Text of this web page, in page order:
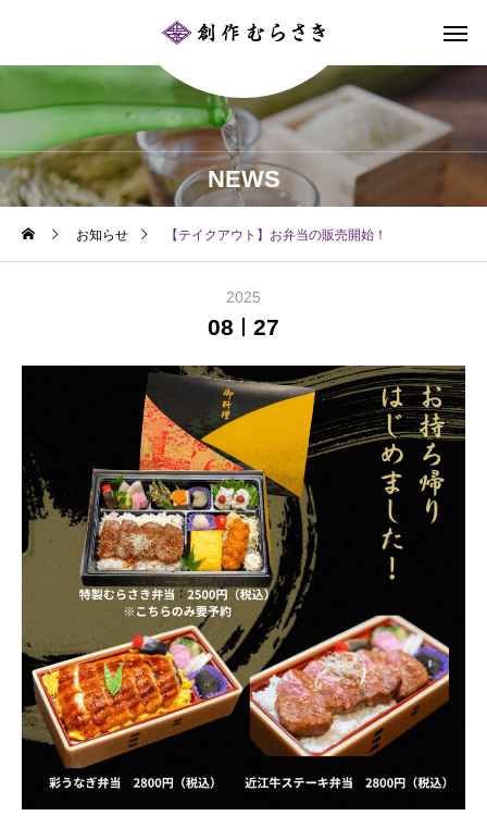
NEWS
お知らせ 【テイクアウト】お弁当の販売開始！
2025
08 27